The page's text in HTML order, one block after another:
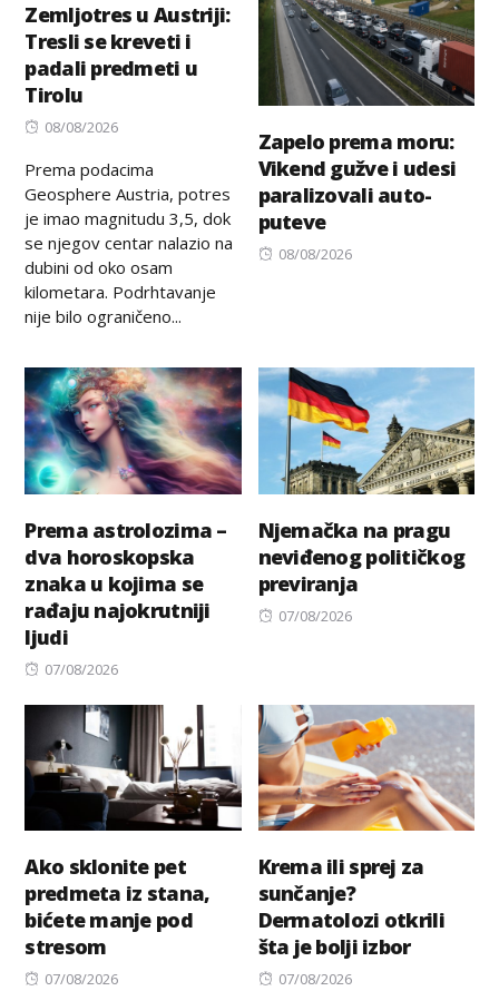
Zemljotres u Austriji:
Tresli se kreveti i
padali predmeti u
Tirolu
Posted
08/08/2026
Prema podacima
Geosphere Austria, potres
je imao magnitudu 3,5, dok
se njegov centar nalazio na
dubini od oko osam
kilometara. Podrhtavanje
nije bilo ograničeno...
Zapelo prema moru:
Vikend gužve i udesi
paralizovali auto-
puteve
Posted
08/08/2026
Prema astrolozima –
dva horoskopska
znaka u kojima se
rađaju najokrutniji
ljudi
Posted
07/08/2026
Njemačka na pragu
neviđenog političkog
previranja
Posted
07/08/2026
Ako sklonite pet
predmeta iz stana,
bićete manje pod
stresom
Posted
07/08/2026
Krema ili sprej za
sunčanje?
Dermatolozi otkrili
šta je bolji izbor
Posted
07/08/2026